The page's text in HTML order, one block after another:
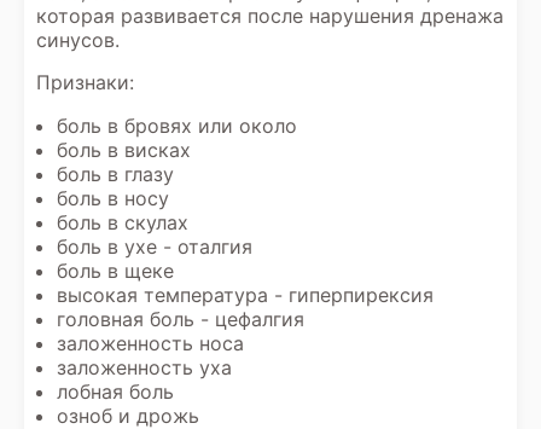
которая развивается после нарушения дренажа
синусов.
Признаки:
боль в бровях или около
боль в висках
боль в глазу
боль в носу
боль в скулах
боль в ухе - оталгия
боль в щеке
высокая температура - гиперпирексия
головная боль - цефалгия
заложенность носа
заложенность уха
лобная боль
озноб и дрожь